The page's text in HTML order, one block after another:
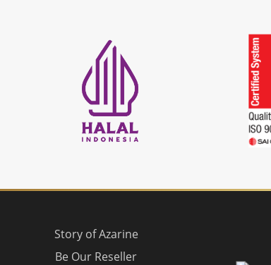
Story of Azarine
Be Our Reseller